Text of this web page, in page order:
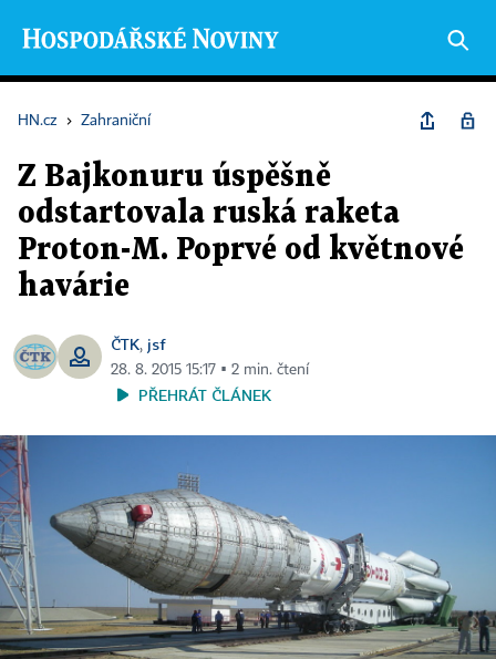
HN.cz › Zahraniční
Z Bajkonuru úspěšně
odstartovala ruská raketa
Proton-M. Poprvé od květnové
havárie
ČTK, jsf
28. 8. 2015 15:17 ▪ 2 min. čtení
PŘEHRÁT ČLÁNEK